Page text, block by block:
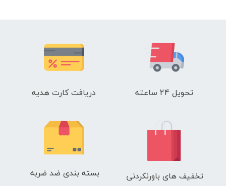
تحویل 24 ساعته دریافت کارت هدیه
تخفیف های باورنکردنی بسته بندی ضد ضربه